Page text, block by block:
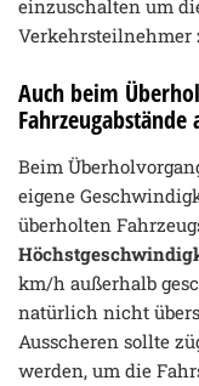
einzuschalten um
Verkehrsteilnehmer
Auch beim
Fahrzeugabstände
Beim
eigene
überholten
km/h außerhalb
natürlich nicht
Ausscheren sollte
werden, um die